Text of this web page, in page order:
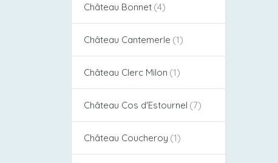
Château Bonnet
Château Cantemerle
Château Clerc Milon
Château Cos d'Estournel​
Château Coucheroy